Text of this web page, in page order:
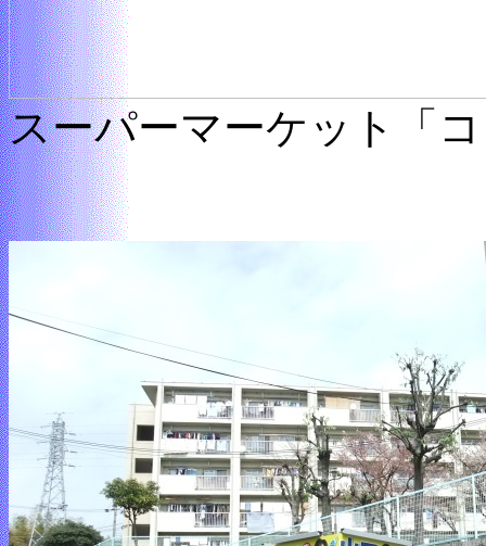
スーパーマーケット「